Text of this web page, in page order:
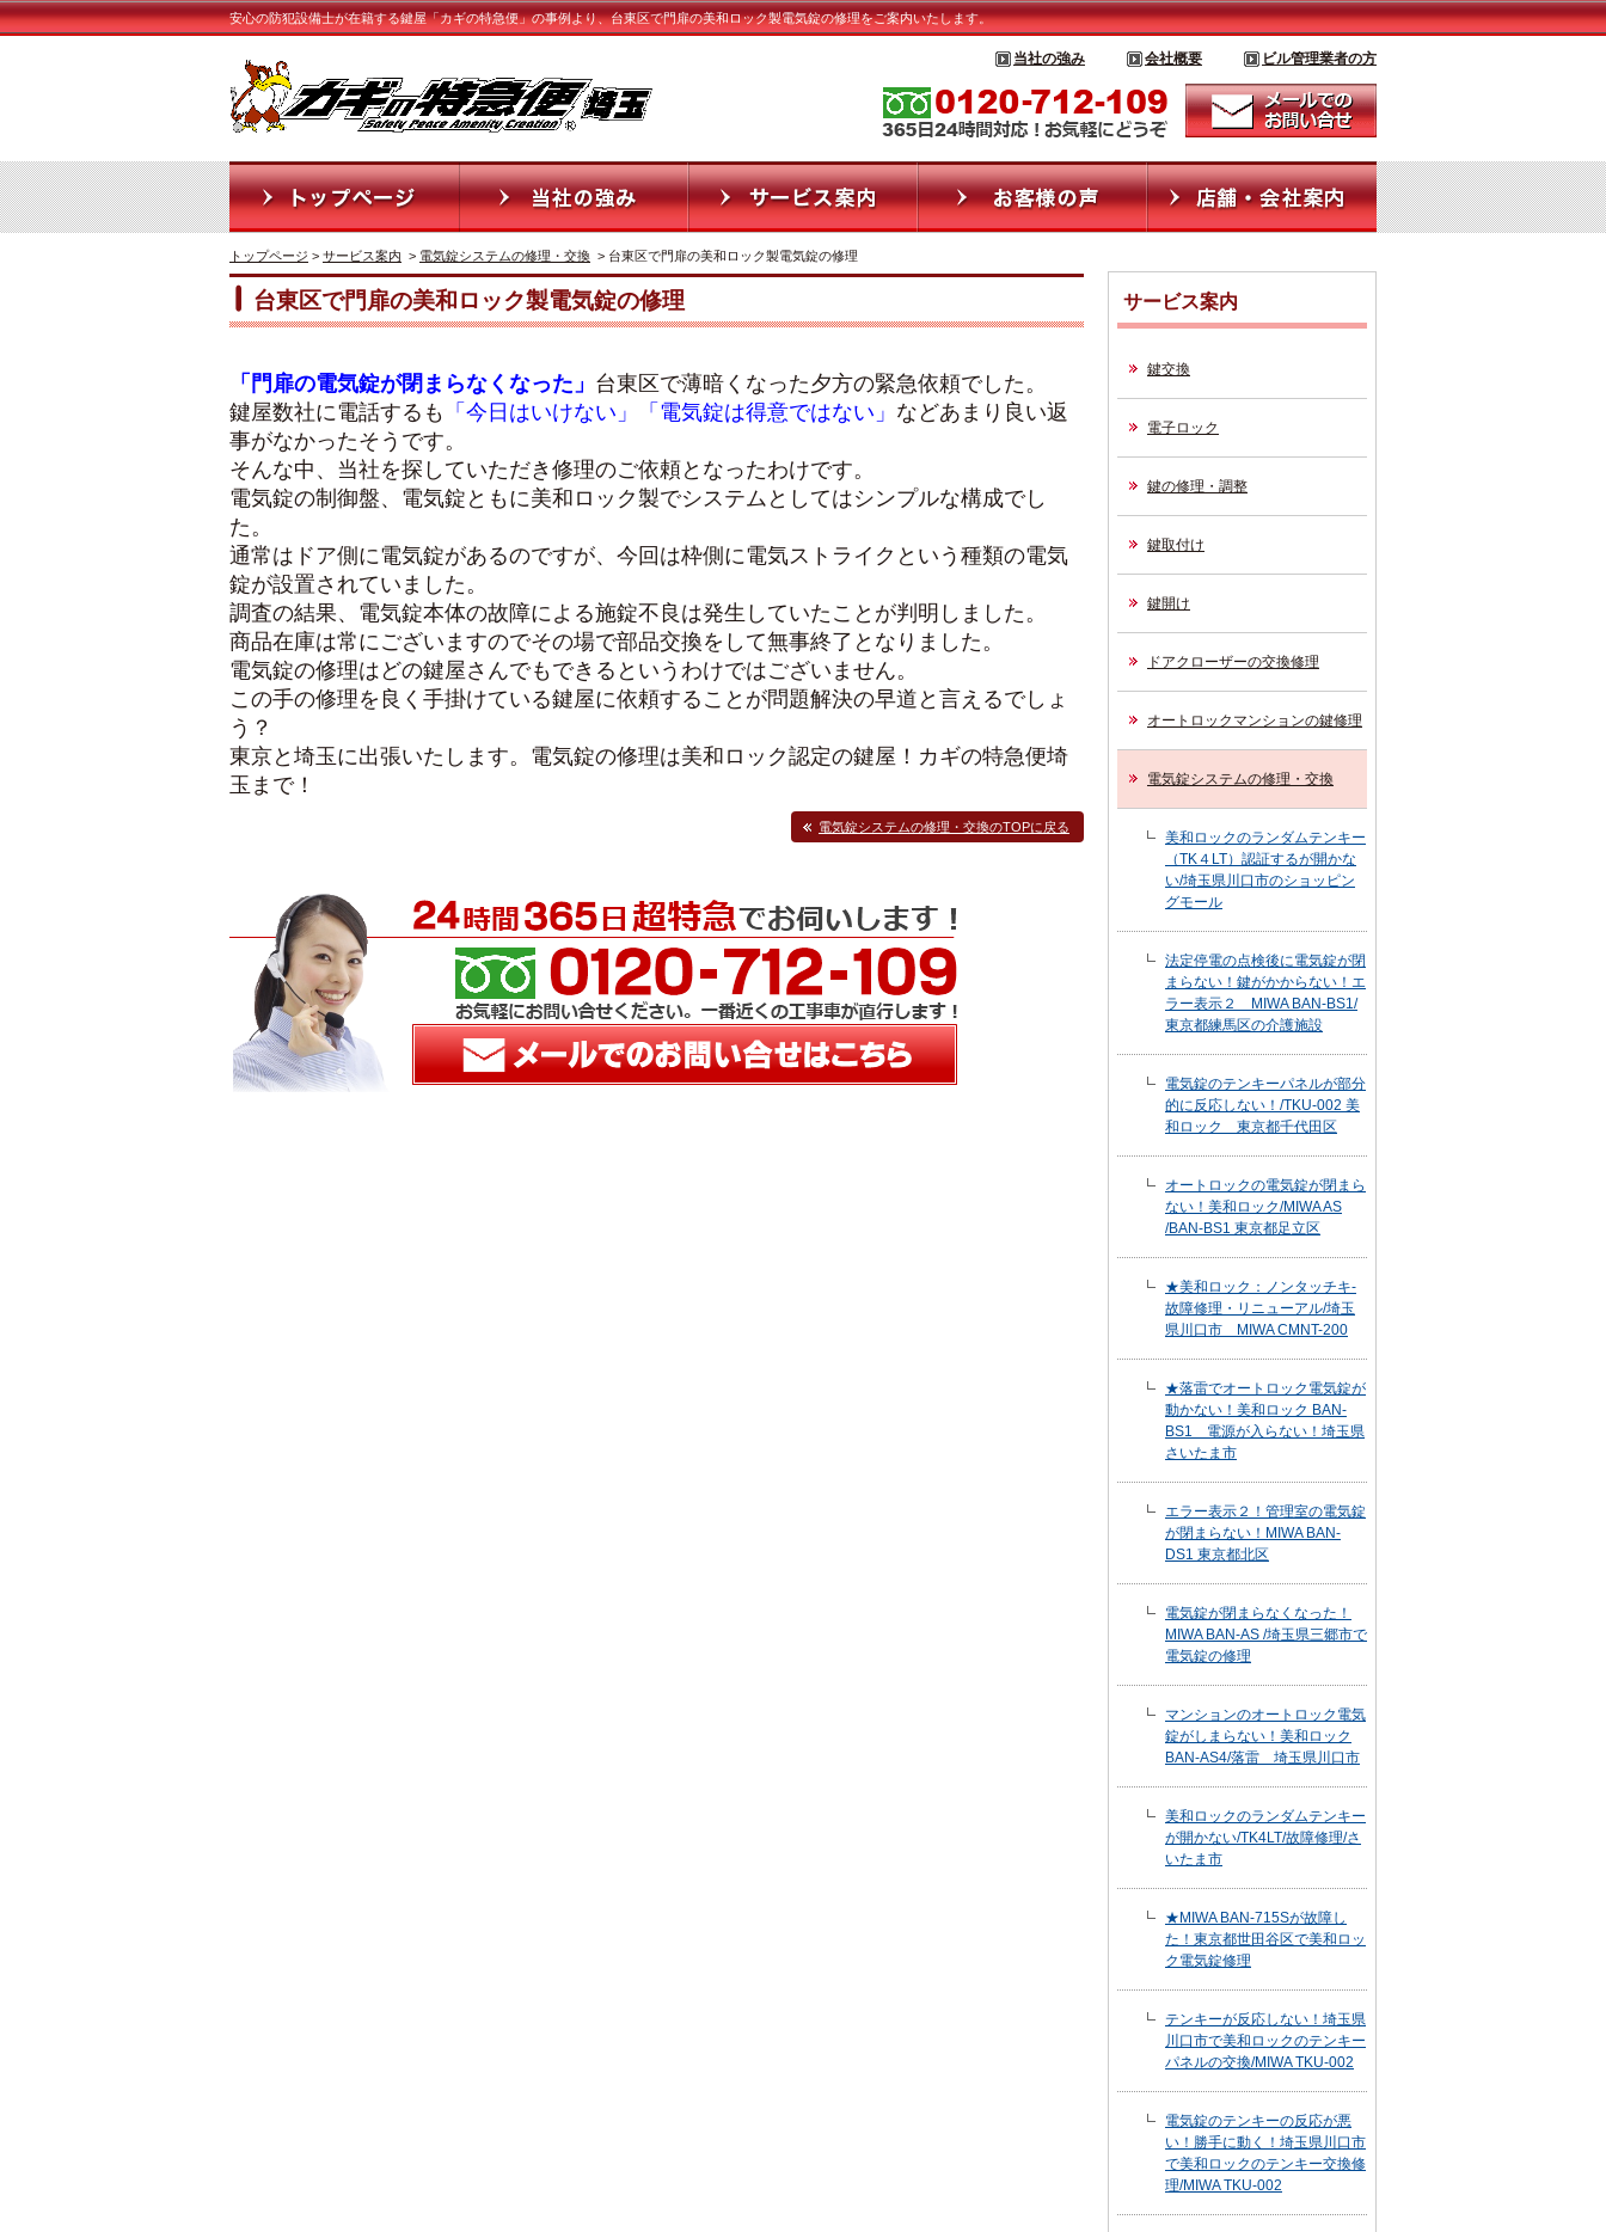
安心の防犯設備士が在籍する鍵屋「カギの特急便」の事例より、台東区で門扉の美和ロック製電気錠の修理をご案内いたします。
当社の強み 会社概要 ビル管理業者の方
トップページ > サービス案内 > 電気錠システムの修理・交換 > 台東区で門扉の美和ロック製電気錠の修理
台東区で門扉の美和ロック製電気錠の修理
「門扉の電気錠が閉まらなくなった」 台東区で薄暗くなった夕方の緊急依頼でした。
鍵屋数社に電話するも
「今日はいけない」「電気錠は得意ではない」 などあまり良い返
事がなかったそうです。
そんな中、当社を探していただき修理のご依頼となったわけです。
電気錠の制御盤、電気錠ともに美和ロック製でシステムとしてはシンプルな構成でし
た。
通常はドア側に電気錠があるのですが、今回は枠側に電気ストライクという種類の電気
錠が設置されていました。
調査の結果、電気錠本体の故障による施錠不良は発生していたことが判明しました。
商品在庫は常にございますのでその場で部品交換をして無事終了となりました。
電気錠の修理はどの鍵屋さんでもできるというわけではございません。
この手の修理を良く手掛けている鍵屋に依頼することが問題解決の早道と言えるでしょ
う？
東京と埼玉に出張いたします。電気錠の修理は美和ロック認定の鍵屋！カギの特急便埼
玉まで！
電気錠システムの修理・交換のTOPに戻る
サービス案内
鍵交換
電子ロック
鍵の修理・調整
鍵取付け
鍵開け
ドアクローザーの交換修理
オートロックマンションの鍵修理
電気錠システムの修理・交換
美和ロックのランダムテンキー
（TK４LT）認証するが開かな
い/埼玉県川口市のショッピン
グモール
法定停電の点検後に電気錠が閉
まらない！鍵がかからない！エ
ラー表示２ MIWA BAN-BS1/
東京都練馬区の介護施設
電気錠のテンキーパネルが部分
的に反応しない！/TKU-002 美
和ロック 東京都千代田区
オートロックの電気錠が閉まら
ない！美和ロック/MIWA AS
/BAN-BS1 東京都足立区
★美和ロック：ノンタッチキ-
故障修理・リニューアル/埼玉
県川口市 MIWA CMNT-200
★落雷でオートロック電気錠が
動かない！美和ロック BAN-
BS1 電源が入らない！埼玉県
さいたま市
エラー表示２！管理室の電気錠
が閉まらない！MIWA BAN-
DS1 東京都北区
電気錠が閉まらなくなった！
MIWA BAN-AS /埼玉県三郷市で
電気錠の修理
マンションのオートロック電気
錠がしまらない！美和ロック
BAN-AS4/落雷 埼玉県川口市
美和ロックのランダムテンキー
が開かない/TK4LT/故障修理/さ
いたま市
★MIWA BAN-715Sが故障し
た！東京都世田谷区で美和ロッ
ク電気錠修理
テンキーが反応しない！埼玉県
川口市で美和ロックのテンキー
パネルの交換/MIWA TKU-002
電気錠のテンキーの反応が悪
い！勝手に動く！埼玉県川口市
で美和ロックのテンキー交換修
理/MIWA TKU-002